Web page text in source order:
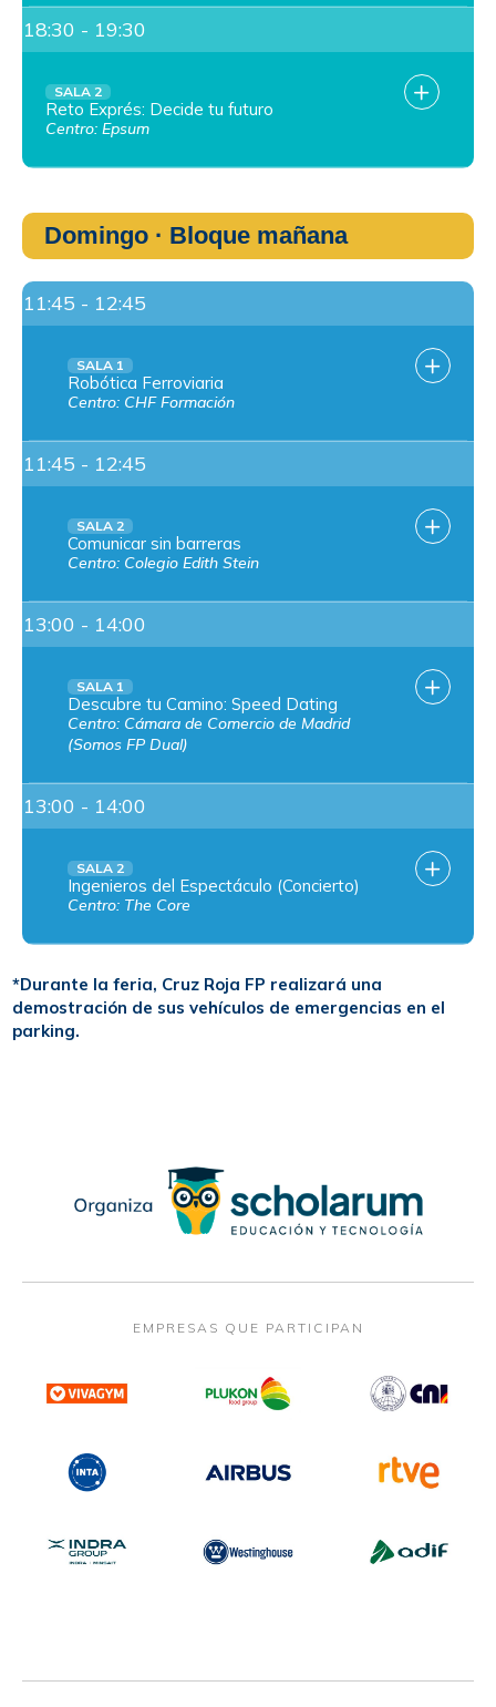
18:30 - 19:30
SALA 2
Reto Exprés: Decide tu futuro
Centro: Epsum
Domingo · Bloque mañana
11:45 - 12:45
SALA 1
Robótica Ferroviaria
Centro: CHF Formación
11:45 - 12:45
SALA 2
Comunicar sin barreras
Centro: Colegio Edith Stein
13:00 - 14:00
SALA 1
Descubre tu Camino: Speed Dating
Centro: Cámara de Comercio de Madrid
(Somos FP Dual)
13:00 - 14:00
SALA 2
Ingenieros del Espectáculo (Concierto)
Centro: The Core
*Durante la feria, Cruz Roja FP realizará una
demostración de sus vehículos de emergencias en el
parking.
EMPRESAS QUE PARTICIPAN